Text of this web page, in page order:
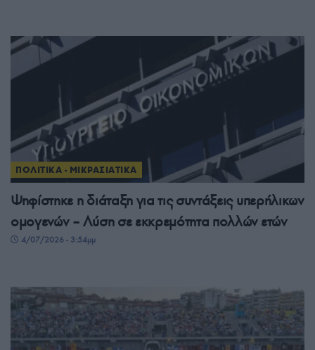
ΠΟΛΙΤΙΚΑ - ΜΙΚΡΑΣΙΑΤΙΚΑ
Ψηφίστηκε η διάταξη για τις συντάξεις υπερήλικων
ομογενών – Λύση σε εκκρεμότητα πολλών ετών
4/07/2026 - 3:54μμ